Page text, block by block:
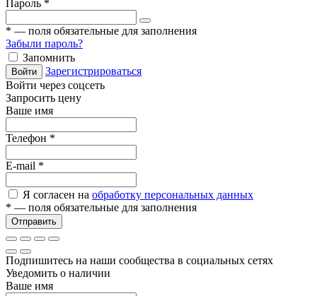
Пароль *
* — поля обязательные для заполнения
Забыли пароль?
Запомнить
Войти
Зарегистрироваться
Войти через соцсеть
Запросить цену
Ваше имя
Телефон *
E-mail *
Я согласен на обработку персональных данных
* — поля обязательные для заполнения
Отправить
Подпишитесь на наши сообщества в социальных сетях
Уведомить о наличии
Ваше имя